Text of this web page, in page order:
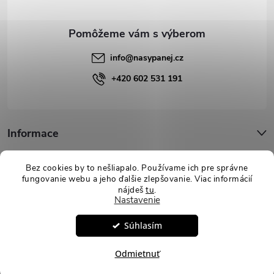
Bez cookies by to nešliapalo. Používame ich pre správne
fungovanie webu a jeho ďalšie zlepšovanie. Viac informácií
nájdeš tu.
Nastavenie
Odmietnuť
Súhlasím
Informace
Podpora
info@nasypanej.cz
+420 602 531 191
Vytvoril Shoptet
Copyright 2026Nasypanej.sk. Všetky práva vyhradené.
nastavenie cookies